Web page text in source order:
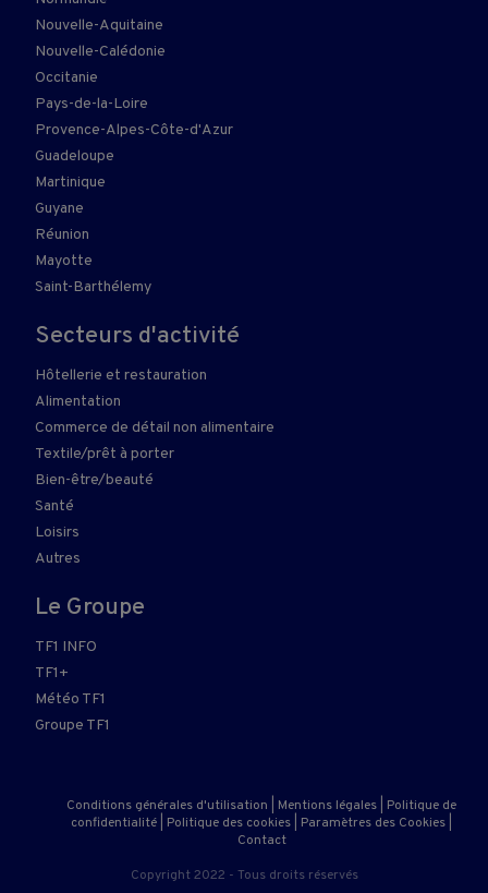
Nouvelle-Aquitaine
Nouvelle-Calédonie
Occitanie
Pays-de-la-Loire
Provence-Alpes-Côte-d'Azur
Guadeloupe
Martinique
Guyane
Réunion
Mayotte
Saint-Barthélemy
Secteurs d'activité
Hôtellerie et restauration
Alimentation
Commerce de détail non alimentaire
Textile/prêt à porter
Bien-être/beauté
Santé
Loisirs
Autres
Le Groupe
TF1 INFO
TF1+
Météo TF1
Groupe TF1
Conditions générales d'utilisation Mentions légales
Politique de
confidentialité
Politique des cookies Paramètres des Cookies
Contact
Copyright 2022 - Tous droits réservés